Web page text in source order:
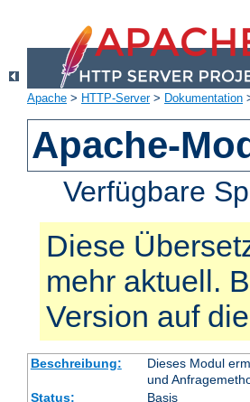
Apache > HTTP-Server> Dokumentation
Apache-
Verfügbare
Diese
mehr aktuell.
Version auf
Beschreibung:
Dieses Modul
und
Status:
Basis